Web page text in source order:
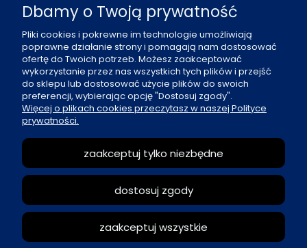
91 484 07 06
biuro@office-land.pl
Fax: 91 484 49 27
O nas
Zasady sprzedaży
Reklamacje i zwroty
Moje konto
Dbamy o Twoją prywatność
Pliki cookies i pokrewne im technologie umożliwiają
poprawne działanie strony i pomagają nam dostosować
ofertę do Twoich potrzeb. Możesz zaakceptować
wykorzystanie przez nas wszystkich tych plików i przejść
do sklepu lub dostosować użycie plików do swoich
preferencji, wybierając opcję "Dostosuj zgody".
Więcej o plikach cookies przeczytasz w naszej Polityce
prywatności.
zaakceptuj tylko niezbędne
dostosuj zgody
zaakceptuj wszystkie